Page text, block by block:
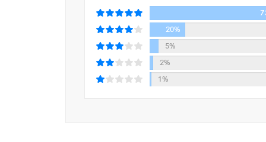
사람과는 좀 더 같이 일해 봐도 좋겠다.’는 작은
20%
5%
2%
1%